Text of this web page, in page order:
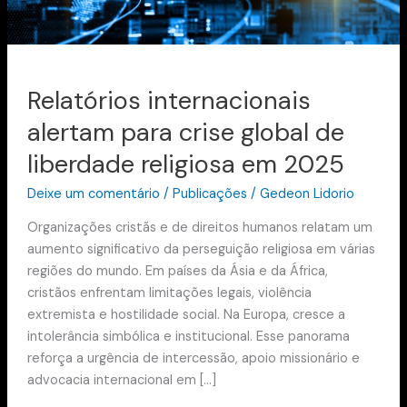
Relatórios internacionais
alertam para crise global de
liberdade religiosa em 2025
Deixe um comentário / Publicações / Gedeon Lidorio
Organizações cristãs e de direitos humanos relatam um
aumento significativo da perseguição religiosa em várias
regiões do mundo. Em países da Ásia e da África,
cristãos enfrentam limitações legais, violência
extremista e hostilidade social. Na Europa, cresce a
intolerância simbólica e institucional. Esse panorama
reforça a urgência de intercessão, apoio missionário e
advocacia internacional em […]
religiosa
em